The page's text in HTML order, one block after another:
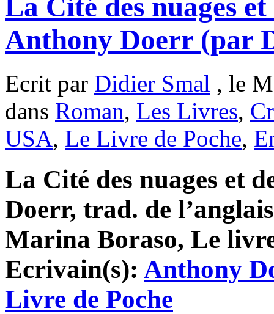
La Cité des nuages et
Anthony Doerr (par
Ecrit par Didier Smal , le
dans Roman, Les Livres,
USA, Le Livre de Poche,
La Cité des nuages et
Doerr, trad. de
Marina Boraso, Le
Ecrivain(s): Anthony
Livre de Poche